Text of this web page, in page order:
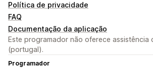
Política de privacidade
FAQ
Documentação da aplicação
Este programador não oferece assistência
(portugal).
Programador